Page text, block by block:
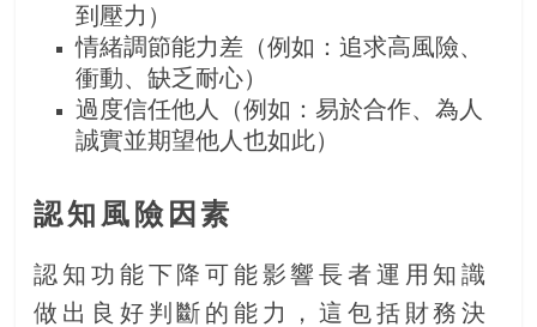
到壓力）
情緒調節能力差（例如：追求高風險、
衝動、缺乏耐心）
過度信任他人（例如：易於合作、為人
誠實並期望他人也如此）
認知風險因素
認知功能下降可能影響長者運用知識
做出良好判斷的能力，這包括財務決